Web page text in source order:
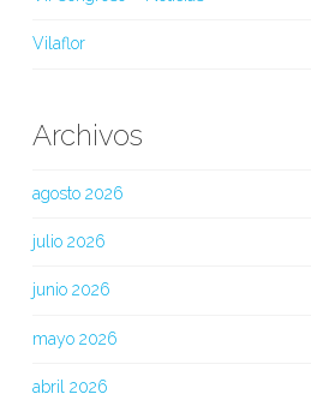
Vilaflor
Archivos
agosto 2026
julio 2026
junio 2026
mayo 2026
abril 2026